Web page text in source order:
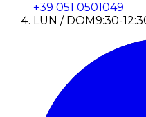
+39 051 0501049
LUN / DOM9:30-